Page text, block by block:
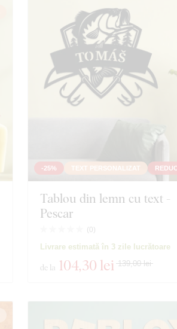
Vizualizare 2128 produse
-25% TEXT PERSONALIZAT
Tablou din lemn cu text -
Pescar
( 0)
Livrare estimată în 3 zile lucrătoare
de la 104,30 lei 139,00 lei